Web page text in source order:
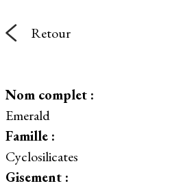
Retour
Nom complet :
Emerald
Famille :
Cyclosilicates
Gisement :